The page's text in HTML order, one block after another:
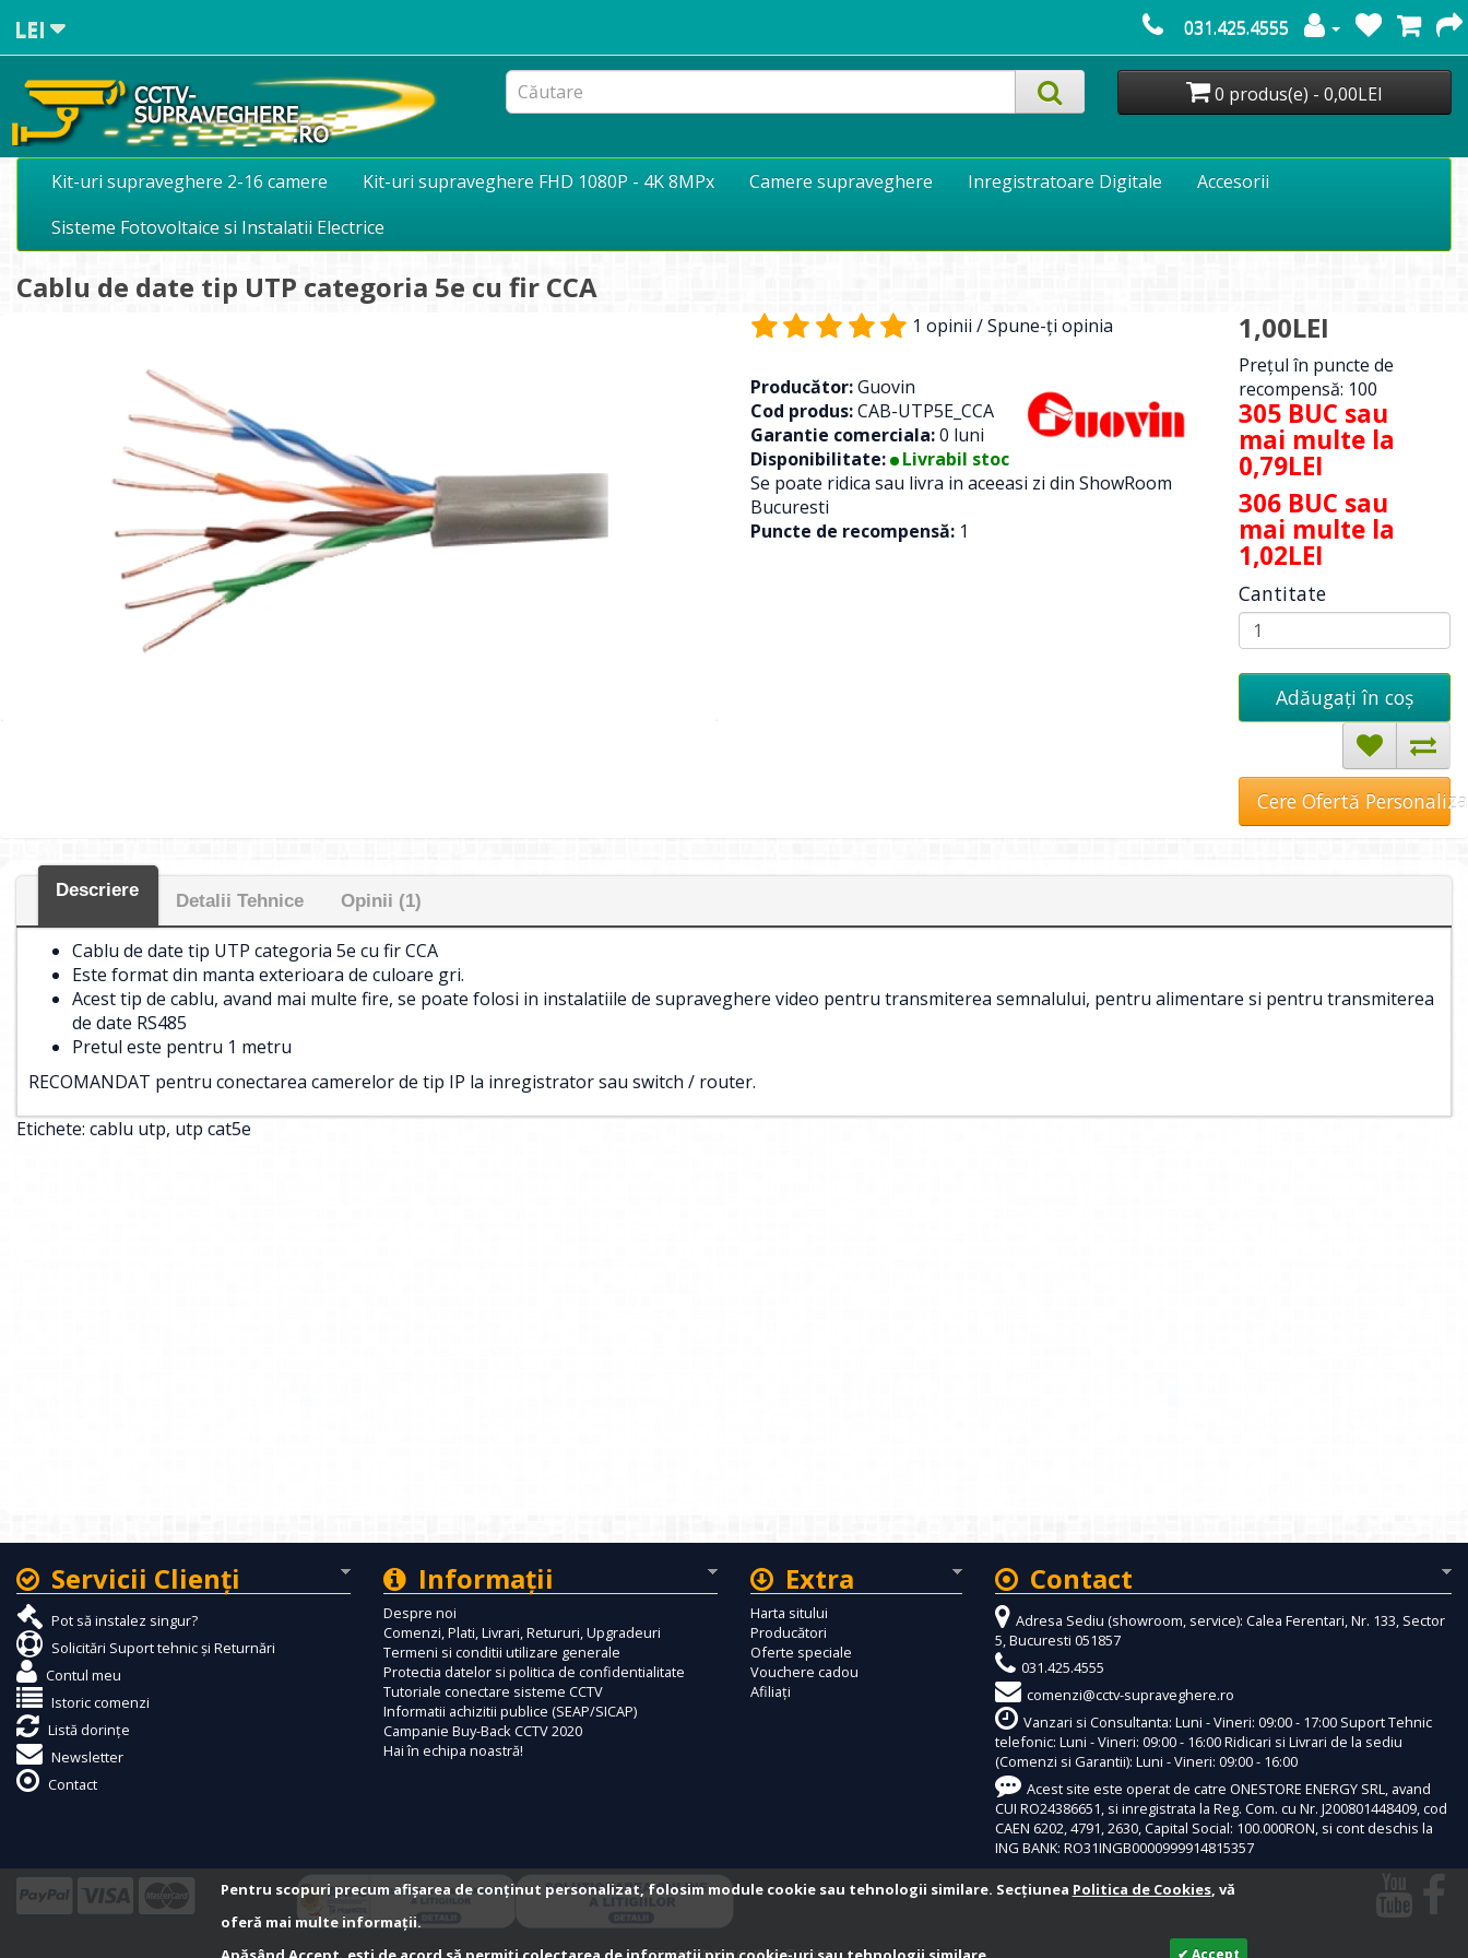
LEI 031.425.4555
0 produs(e) - 0,00LEI
Kit-uri supraveghere 2-16 camere Kit-uri supraveghere FHD 1080P - 4K 8MPx Camere supraveghere Inregistratoare Digitale
Accesorii
Sisteme Fotovoltaice si Instalatii Electrice
Cablu de date tip UTP categoria 5e cu fir CCA
1 opinii /Spune-ţi opinia
Producător:Guovin
Cod produs:CAB-UTP5E_CCA
Garantie comerciala:0 luni
Disponibilitate:
Livrabil stoc
Se poate ridica sau livra in aceeasi zi din ShowRoom
Bucuresti
Puncte de recompensă: 1
1,00LEI
Preţul în puncte de
recompensă: 100
305 BUC sau
mai multe la
0,79LEI
306 BUC sau
mai multe la
1,02LEI
Cantitate
Adăugați în coş
Cere Ofertă
Descriere
Detalii Tehnice Opinii (1)
Cablu de date tip UTP categoria 5e cu fir CCA
Este format din manta exterioara de culoare gri.
Acest tip de cablu, avand mai multe fire, se poate folosi in instalatiile de supraveghere video pentru transmiterea semnalului, pentru alimentare si pentru transmiterea
de date RS485
Pretul este pentru 1 metru
RECOMANDAT pentru conectarea camerelor de tip IP la inregistrator sau switch / router.
Etichete: cablu utp, utp cat5e
Servicii Clienţi
Pot să instalez singur?
Solicitări Suport tehnic și Returnări
Contul meu
Istoric comenzi
Listă dorințe
Newsletter
Contact
Informaţii
Despre noi
Comenzi, Plati, Livrari, Retururi, Upgradeuri
Termeni si conditii utilizare generale
Protectia datelor si politica de confidentialitate
Tutoriale conectare sisteme CCTV
Informatii achizitii publice (SEAP/SICAP)
Campanie Buy-Back CCTV 2020
Hai în echipa noastră!
Extra
Harta sitului
Producători
Oferte speciale
Vouchere cadou
Afiliaţi
Contact
Adresa Sediu (showroom, service): Calea Ferentari, Nr. 133, Sector
5, Bucuresti 051857
031.425.4555
comenzi@cctv-supraveghere.ro
Vanzari si Consultanta: Luni - Vineri: 09:00 - 17:00 Suport Tehnic
telefonic: Luni - Vineri: 09:00 - 16:00 Ridicari si Livrari de la sediu
(Comenzi si Garantii): Luni - Vineri: 09:00 - 16:00
Acest site este operat de catre ONESTORE ENERGY SRL, avand
CUI RO24386651, si inregistrata la Reg. Com. cu Nr. J200801448409, cod
CAEN 6202, 4791, 2630, Capital Social: 100.000RON, si cont deschis la
ING BANK: RO31INGB0000999914815357
Pentru scopuri precum afișarea de conținut personalizat, folosim module cookie sau tehnologii similare. Secțiunea Politica de Cookies, vă
oferă mai multe informații.